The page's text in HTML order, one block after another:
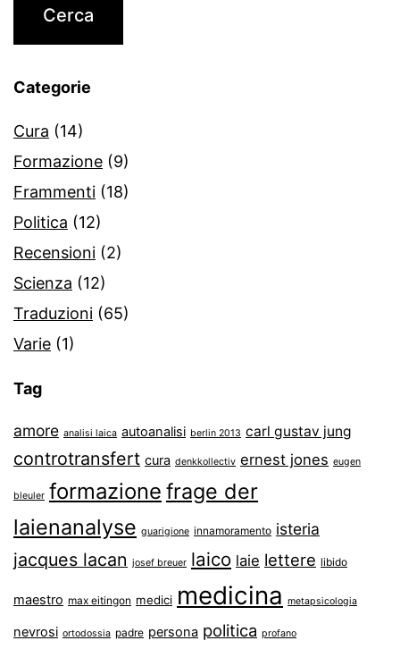
Categorie
Cura (14)
Formazione (9)
Frammenti (18)
Politica (12)
Recensioni (2)
Scienza (12)
Traduzioni (65)
Varie (1)
Tag
amore analisi laica autoanalisi berlin 2013 carl gustav jung
controtransfert cura denkkollectiv ernest jones eugen
bleuler formazione frage der
laienanalyse guarigione innamoramento isteria
jacques lacan josef breuer laico laie lettere libido
maestro max eitingon medici medicina metapsicologia
nevrosi ortodossia padre persona politica profano